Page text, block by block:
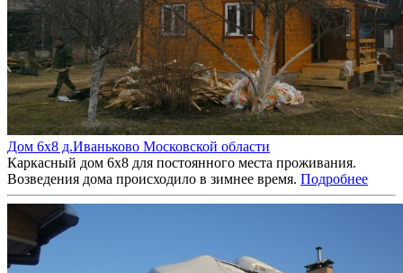
Дом 6х8 д.Иваньково Московской области
Каркасный дом 6х8 для постоянного места проживания.
Возведения дома происходило в зимнее время. Подробнее